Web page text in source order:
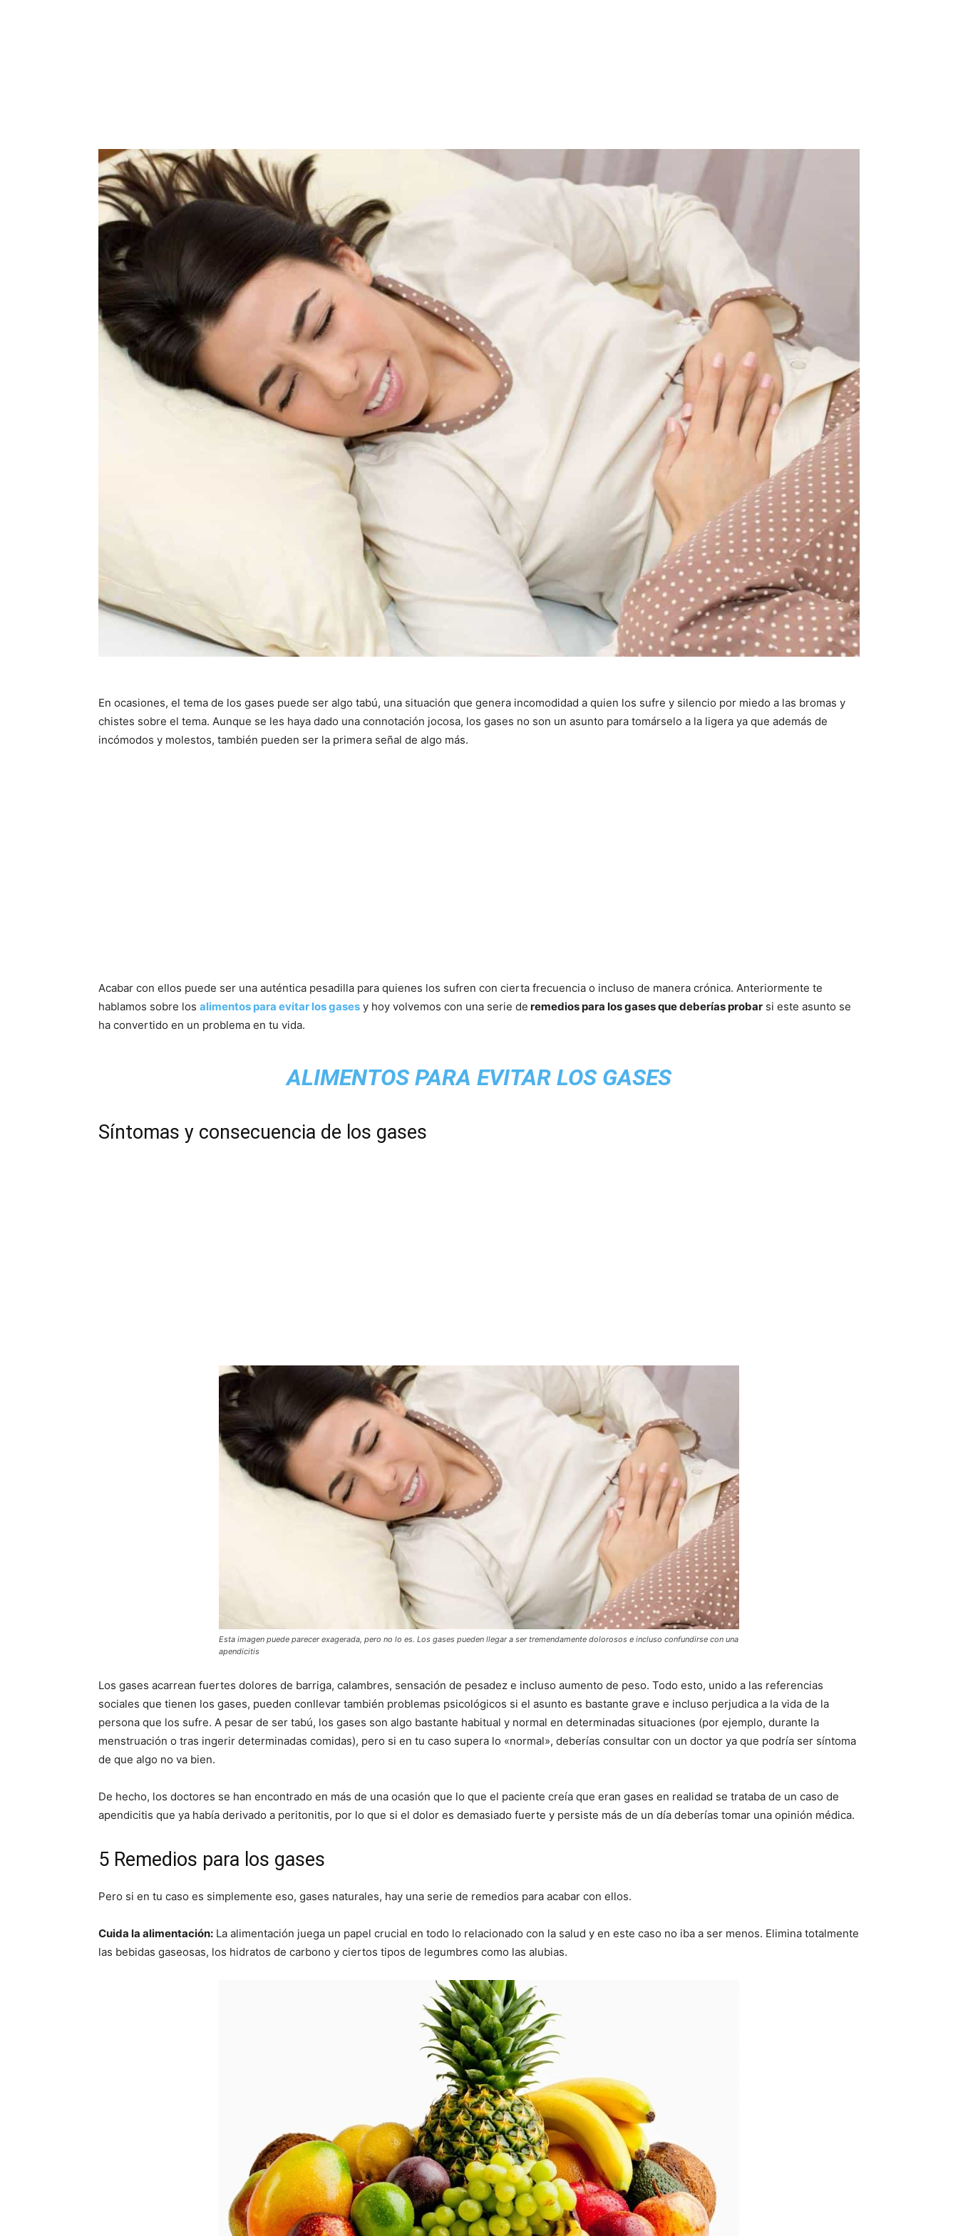
En ocasiones, el tema de los gases puede ser algo tabú, una situación que genera incomodidad a quien los sufre y silencio por miedo a las bromas y
chistes sobre el tema. Aunque se les haya dado una connotación jocosa, los gases no son un asunto para tomárselo a la ligera ya que además de
incómodos y molestos, también pueden ser la primera señal de algo más.
Acabar con ellos puede ser una auténtica pesadilla para quienes los sufren con cierta frecuencia o incluso de manera crónica. Anteriormente te
hablamos sobre los alimentos para evitar los gases y hoy volvemos con una serie de remedios para los gases que deberías probar si este asunto se
ha convertido en un problema en tu vida.
ALIMENTOS PARA EVITAR LOS GASES
Síntomas y consecuencia de los gases
Esta imagen puede parecer exagerada, pero no lo es. Los gases pueden llegar a ser tremendamente dolorosos e incluso confundirse con una
apendicitis
Los gases acarrean fuertes dolores de barriga, calambres, sensación de pesadez e incluso aumento de peso. Todo esto, unido a las referencias
sociales que tienen los gases, pueden conllevar también problemas psicológicos si el asunto es bastante grave e incluso perjudica a la vida de la
persona que los sufre. A pesar de ser tabú, los gases son algo bastante habitual y normal en determinadas situaciones (por ejemplo, durante la
menstruación o tras ingerir determinadas comidas), pero si en tu caso supera lo «normal», deberías consultar con un doctor ya que podría ser síntoma
de que algo no va bien.
De hecho, los doctores se han encontrado en más de una ocasión que lo que el paciente creía que eran gases en realidad se trataba de un caso de
apendicitis que ya había derivado a peritonitis, por lo que si el dolor es demasiado fuerte y persiste más de un día deberías tomar una opinión médica.
5 Remedios para los gases
Pero si en tu caso es simplemente eso, gases naturales, hay una serie de remedios para acabar con ellos.
Cuida la alimentación: La alimentación juega un papel crucial en todo lo relacionado con la salud y en este caso no iba a ser menos. Elimina totalmente
las bebidas gaseosas, los hidratos de carbono y ciertos tipos de legumbres como las alubias.